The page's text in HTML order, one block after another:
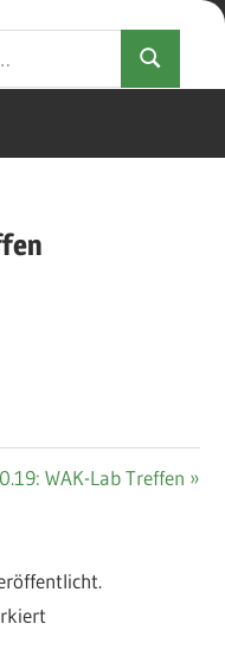
Suchen
WAK-Lab Treffen